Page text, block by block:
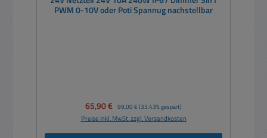
PWM 0-10V oder Poti Spannug nachstellbar
Verkaufspreis:
65,90 € Regulärer Preis:
99,00 € (33.43% gespart)
Preise inkl. MwSt. zzgl. Versandkosten